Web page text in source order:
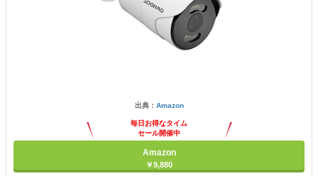
出典： Amazon
毎日お得なタイム
セール開催中
Amazon
￥9,880